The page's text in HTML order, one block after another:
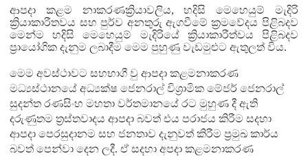
ආපදා කළම නාකරණක්‍රියාවලිය, හදිසි මෙහෙයුම් මැදිරි
ක්‍රියාකාරීතවය සහ පුර්ව අනතුරු ඇගවීමේ ක්‍රමවේදය පිළිබදව
මෙන්ම හදිසි මෙහෙයුම් මැදිරියේ ක්‍රියාකාරීත්වය පිළිබදව
ප්‍රායෝගික දැනුම ලබාදීම මෙම පුහුණු වැඩමුළුට ඇතුලත් විය.
මෙම අවස්ථාවට සහභාගී වු ආපදා කළමනාකරණ
මධ්‍යස්ථානයේ අධ්‍යක්ෂ ජෙනරාල් විශ්‍රාමික මේජර් ජෙනරාල්
සුදන්ත රණසිංහ මහතා වර්තමානයේ රට මුහුණ දී ඇති
දරුණුතම ත්‍රස්තවාදය ආපදා බවත් එය පරාජය කිරීම සදහා
ආපදා පෙරසුදානම සහ ජනතාව දැනුවත් කිරීම ප්‍රමුඛ කාර්ය
බවත් පෙන්වා දෙන ලදී. ඒ සදහා අපදා කළමනාකරණ